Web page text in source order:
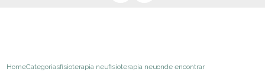
HomeCategoriasfisioterapia neurologicafisioterapia neurofuncional adulto
onde encontrar fisioterapia